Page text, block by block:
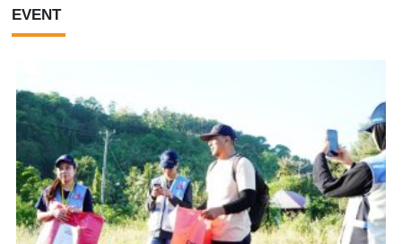
EVENT